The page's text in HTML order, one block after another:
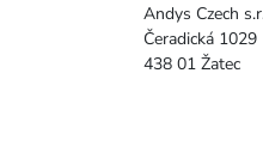
Andys Czech
Čeradická 1029
438 01 Žatec